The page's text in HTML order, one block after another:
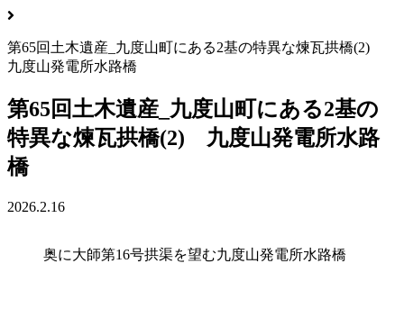
第65回土木遺産_九度山町にある2基の特異な煉瓦拱橋(2)
九度山発電所水路橋
第65回土木遺産_九度山町にある2基の
特異な煉瓦拱橋(2) 九度山発電所水路
橋
2026.2.16
奥に大師第16号拱渠を望む九度山発電所水路橋